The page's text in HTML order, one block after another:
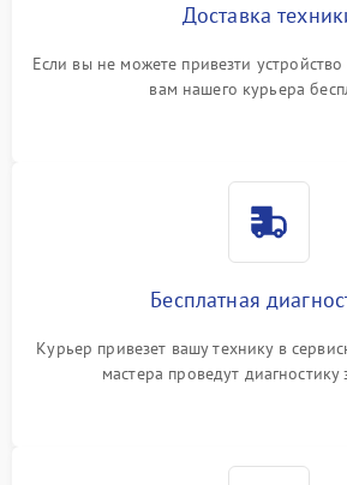
Доставка
Если вы не можете привезти
вам нашего курьера
Бесплатная
Курьер привезет вашу технику в
мастера проведут